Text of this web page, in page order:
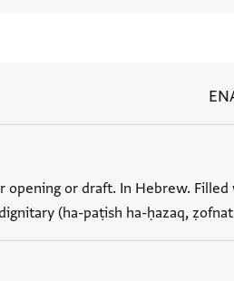
opening or draft. In Hebrew.
(ha-paṭish ha-ḥazaq,